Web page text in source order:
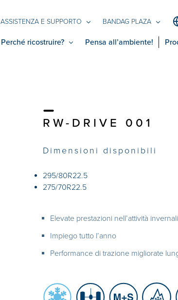
Perché ricostruire? Pensa all’ambiente!
ASSISTENZA E SUPPORTO BANDAG PLAZA
RW-DRIVE 001
Dimensioni disponibili
295/80R22.5
275/70R22.5
Elevate prestazioni nell’attività invernali
Impiego tutto l’anno
Performance di trazione migliorate